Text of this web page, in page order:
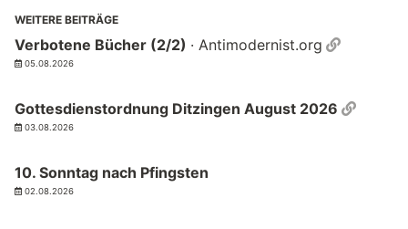
WEITERE BEITRÄGE
Verbotene Bücher (2/2) · Antimodernist.org
05.08.2026
Gottesdienstordnung Ditzingen August 2026
03.08.2026
10. Sonntag nach Pfingsten
02.08.2026